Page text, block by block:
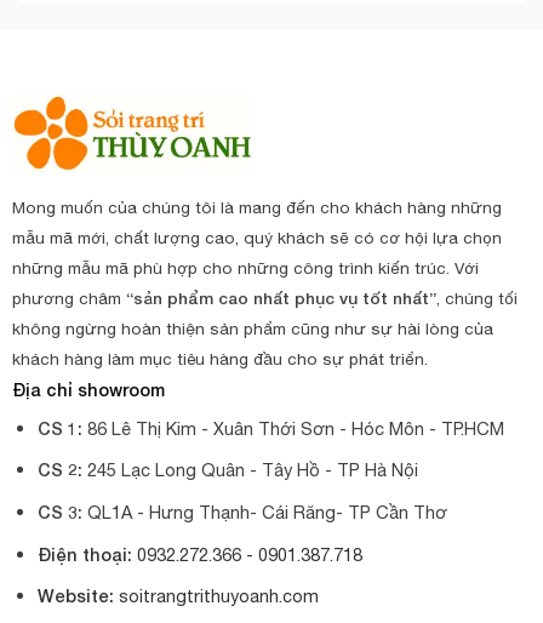
Mong muốn của chúng tôi là mang đến cho khách hàng những
mẫu mã mới, chất lượng cao, quý khách sẽ có cơ hội lựa chọn
những mẫu mã phù hợp cho những công trình kiến trúc. Với
phương châm “sản phẩm cao nhất phục vụ tốt nhất”, chúng tối
không ngừng hoàn thiện sản phẩm cũng như sự hài lòng của
khách hàng làm mục tiêu hàng đầu cho sự phát triển.
Địa chỉ showroom
CS 1: 86 Lê Thị Kim - Xuân Thới Sơn - Hóc Môn - TP.HCM
CS 2: 245 Lạc Long Quân - Tây Hồ - TP Hà Nội
CS 3: QL1A - Hưng Thạnh- Cái Răng- TP Cần Thơ
Điện thoại: 0932.272.366 - 0901.387.718
Website: soitrangtrithuyoanh.com